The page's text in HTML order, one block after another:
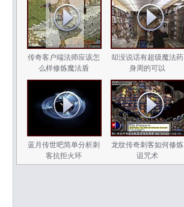
传奇客户端法师应该怎
么样修炼魔法盾
却没说话有超级魔法药
身周的可以
蓝月传世吧简单分析刺
客抗拒火环
龙纹传奇刺客如何修炼
诅咒术